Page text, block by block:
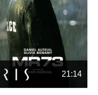
21:14